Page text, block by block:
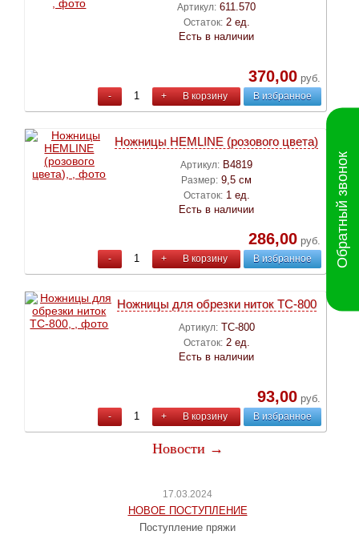
Артикул: 611.570
Остаток: 2 ед.
Есть в наличии
370,00руб.
- + В корзину В избранное
Ножницы HEMLINE (розового цвета)
Артикул: B4819
Размер: 9,5 см
Остаток: 1 ед.
Есть в наличии
286,00руб.
- + В корзину В избранное
Ножницы для обрезки ниток ТС-800
Артикул: ТС-800
Остаток: 2 ед.
Есть в наличии
93,00руб.
- + В корзину В избранное
Новости →
17.03.2024
НОВОЕ ПОСТУПЛЕНИЕ
Поступление пряжи
Обратный звонок